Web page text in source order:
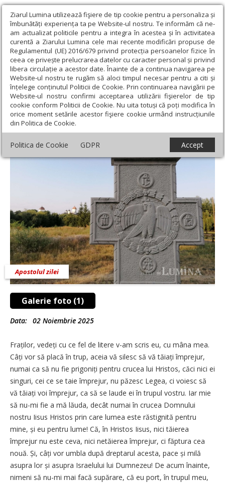
Ziarul Lumina utilizează fişiere de tip cookie pentru a personaliza și
îmbunătăți experiența ta pe Website-ul nostru. Te informăm că ne-
am actualizat politicile pentru a integra în acestea și în activitatea
curentă a Ziarului Lumina cele mai recente modificări propuse de
Regulamentul (UE) 2016/679 privind protecția persoanelor fizice în
ceea ce privește prelucrarea datelor cu caracter personal și privind
libera circulație a acestor date. Înainte de a continua navigarea pe
Website-ul nostru te rugăm să aloci timpul necesar pentru a citi și
înțelege conținutul Politicii de Cookie. Prin continuarea navigării pe
Website-ul nostru confirmi acceptarea utilizării fişierelor de tip
cookie conform Politicii de Cookie. Nu uita totuși că poți modifica în
orice moment setările acestor fişiere cookie urmând instrucțiunile
din Politica de Cookie.
Politica de Cookie GDPR Accept
Ziarul Lumina › Teologie și spiritualitate › Apostolul zilei ›
Galateni 6, 11-18
Galateni 6, 11-18
Galerie foto (1)
Apostolul zilei
Data: 02 Noiembrie 2025
Fraților, vedeți cu ce fel de litere v-am scris eu, cu mâna mea.
Câți vor să placă în trup, aceia vă silesc să vă tăiați împrejur,
numai ca să nu fie prigoniți pentru crucea lui Hristos, căci nici ei
singuri, cei ce se taie împrejur, nu păzesc Legea, ci voiesc să
vă tăiați voi împrejur, ca să se laude ei în trupul vostru. Iar mie
să nu-mi fie a mă lăuda, decât numai în crucea Domnului
nostru Iisus Hristos prin care lumea este răstignită pentru
mine, și eu pentru lume! Că, în Hristos Iisus, nici tăierea
împrejur nu este ceva, nici netăierea împrejur, ci făptura cea
nouă. Și, câți vor umbla după dreptarul acesta, pace și milă
asupra lor și asupra Israelului lui Dumnezeu! De acum înainte,
nimeni să nu-mi mai facă supărare, că eu port, în trupul meu,